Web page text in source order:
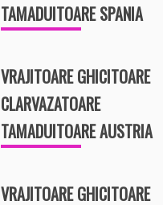
TAMADUITOARE SPANIA
VRAJITOARE GHICITOARE
CLARVAZATOARE
TAMADUITOARE AUSTRIA
VRAJITOARE GHICITOARE